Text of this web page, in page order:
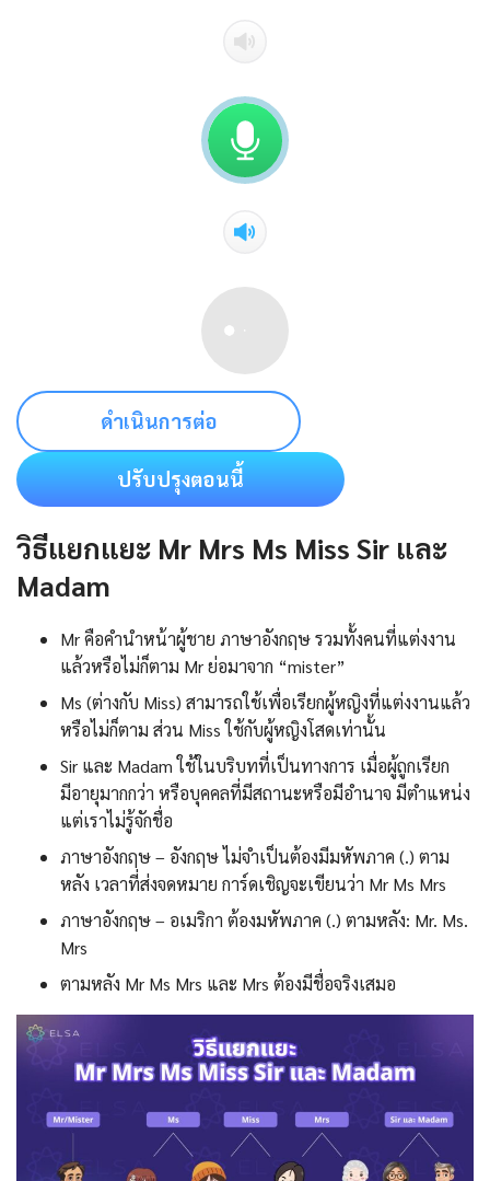
ดำเนินการต่อ
ปรับปรุงตอนนี้
วิธีแยกแยะ Mr Mrs Ms Miss Sir และ
Madam
Mr คือคํานําหน้าผู้ชาย ภาษาอังกฤษ รวมทั้งคนที่แต่งงาน
แล้วหรือไม่ก็ตาม Mr ย่อมาจาก “mister”
Ms (ต่างกับ Miss) สามารถใช้เพื่อเรียกผู้หญิงที่แต่งงานแล้ว
หรือไม่ก็ตาม ส่วน Miss ใช้กับผู้หญิงโสดเท่านั้น
Sir และ Madam ใช้ในบริบทที่เป็นทางการ เมื่อผู้ถูกเรียก
มีอายุมากกว่า หรือบุคคลที่มีสถานะหรือมีอำนาจ มีตำแหน่ง
แต่เราไม่รู้จักชื่อ
ภาษาอังกฤษ – อังกฤษ ไม่จำเป็นต้องมีมหัพภาค (.) ตาม
หลัง เวลาที่ส่งจดหมาย การ์ดเชิญจะเขียนว่า Mr Ms Mrs
ภาษาอังกฤษ – อเมริกา ต้องมหัพภาค (.) ตามหลัง: Mr. Ms.
Mrs
ตามหลัง Mr Ms Mrs และ Mrs ต้องมีชื่อจริงเสมอ